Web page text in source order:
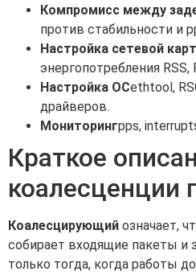
Компромисс между
против стабильности и
Настройка сетевой
энергопотребления RSS,
Настройка ОСethtool,
драйверов.
Мониторингpps,
Краткое
коалесценции
Коалесцирующий означает,
собирает входящие пакеты и
только тогда, когда работы